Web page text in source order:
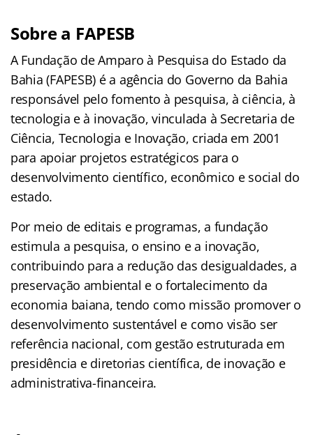
Sobre a FAPESB
A Fundação de Amparo à Pesquisa do Estado da
Bahia (FAPESB) é a agência do Governo da Bahia
responsável pelo fomento à pesquisa, à ciência, à
tecnologia e à inovação, vinculada à Secretaria de
Ciência, Tecnologia e Inovação, criada em 2001
para apoiar projetos estratégicos para o
desenvolvimento científico, econômico e social do
estado.
Por meio de editais e programas, a fundação
estimula a pesquisa, o ensino e a inovação,
contribuindo para a redução das desigualdades, a
preservação ambiental e o fortalecimento da
economia baiana, tendo como missão promover o
desenvolvimento sustentável e como visão ser
referência nacional, com gestão estruturada em
presidência e diretorias científica, de inovação e
administrativa-financeira.